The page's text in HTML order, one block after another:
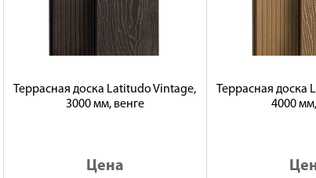
Террасная доска Latitudo Vintage,
3000 мм, венге
Цена
Террасная доска
4000